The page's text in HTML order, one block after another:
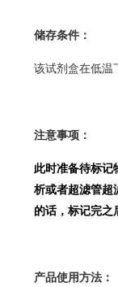
储存条件：
该试剂盒在低温
注意事项：
此时准备待标
析或者超滤管超
的话，标记完之
产品使用方法：